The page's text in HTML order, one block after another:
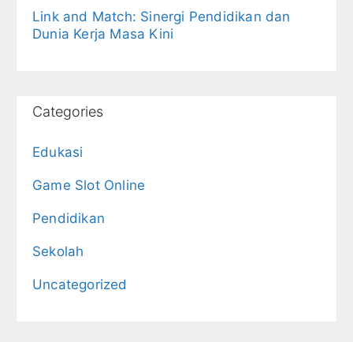
Link and Match: Sinergi Pendidikan dan
Dunia Kerja Masa Kini
Categories
Edukasi
Game Slot Online
Pendidikan
Sekolah
Uncategorized